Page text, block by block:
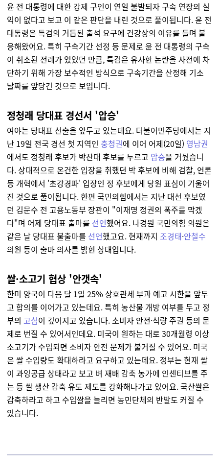
윤 전 대통령에 대한 강제 구인이 연일 불발되자 구속 연장의 실
익이 없다고 보고 이 같은 판단을 내린 것으로 풀이됩니다. 윤 전
대통령은 특검의 거듭된 출석 요구에 건강상의 이유를 들며 불
응해왔어요. 특히 구속기간 선정 등 문제로 윤 전 대통령의 구속
이 취소된 전례가 있었던 만큼, 특검은 유사한 논란을 사전에 차
단하기 위해 가장 보수적인 방식으로 구속기간을 산정해 기소
날짜를 앞당긴 것으로 보입니다.
정청래 당대표 경선서 '압승'
여야는 당대표 선출을 앞두고 있는데요. 더불어민주당에서는 지
난 19일 전국 경선 첫 지역인 충청권에 이어 어제(20일) 영남권
에서도 정청래 후보가 박찬대 후보를 누르고 압승을 거뒀습니
다. 상대적으로 온건한 입장을 취했던 박 후보에 비해 검찰, 언론
등 개혁에서 '초강경파' 입장인 정 후보에게 당원 표심이 기울어
진 것으로 풀이됩니다. 한편 국민의힘에서는 지난 대선 후보였
던 김문수 전 고용노동부 장관이 "이재명 정권의 폭주를 막겠
다"며 어제 당대표 출마를 선언했어요. 나경원 국민의힘 의원은
같은 날 당대표 불출마를 선언했고요. 현재까지 조경태·안철수
의원 등이 출마 의사를 밝힌 상태입니다.
쌀·소고기 협상 '안갯속'
한미 양국이 다음 달 1일 25% 상호관세 부과 예고 시한을 앞두
고 합의를 이어가고 있는데요. 특히 농산물 개방 여부를 두고 정
부의 고심이 깊어지고 있습니다. 소비자 안전·식량 주권 등의 문
제로 번질 수 있어서인데요. 미국이 원하는 대로 30개월령 이상
소고기가 수입되면 소비자 안전 문제가 불거질 수 있어요. 미국
은 쌀 수입량도 확대하라고 요구하고 있는데요. 정부는 현재 쌀
이 과잉공급 상태라고 보고 벼 재배 감축 농가에 인센티브를 주
는 등 쌀 생산 감축 유도 제도를 강화해나가고 있어요. 국산쌀은
감축하라고 하고 수입쌀을 늘리면 농민단체의 반발도 커질 수
있습니다.